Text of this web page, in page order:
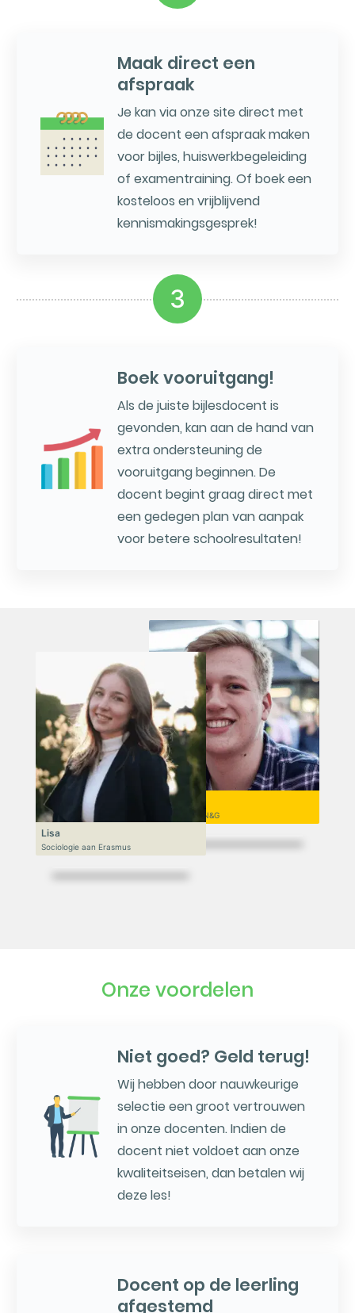
Maak direct een
afspraak
Je kan via onze site direct met
de docent een afspraak maken
voor bijles, huiswerkbegeleiding
of examentraining. Of boek een
kosteloos en vrijblijvend
kennismakingsgesprek!
3
Boek vooruitgang!
Als de juiste bijlesdocent is
gevonden, kan aan de hand van
extra ondersteuning de
vooruitgang beginnen. De
docent begint graag direct met
een gedegen plan van aanpak
voor betere schoolresultaten!
Niek
VWO 6, N&T/N&G
Lisa
Sociologie aan Erasmus
Onze voordelen
Niet goed? Geld terug!
Wij hebben door nauwkeurige
selectie een groot vertrouwen
in onze docenten. Indien de
docent niet voldoet aan onze
kwaliteitseisen, dan betalen wij
deze les!
Docent op de leerling
afgestemd